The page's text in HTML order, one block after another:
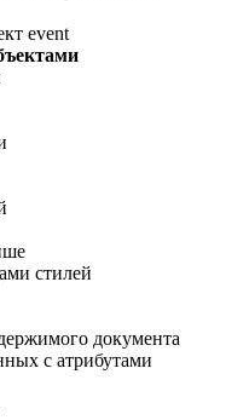
event
стилей
документа
с атрибутами